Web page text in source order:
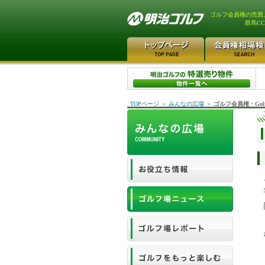
ゴルフ会員権の売
群馬
TOPページ ＞ みんなの広場 ＞ ゴルフ会員権・